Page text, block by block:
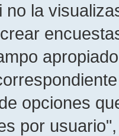
no la
opciones
por